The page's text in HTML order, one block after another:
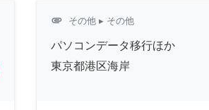
attachment その他▸ その他
パソコンデータ移行ほか
東京都港区海岸